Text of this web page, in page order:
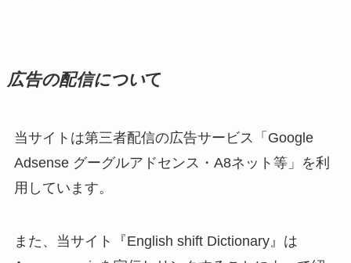
広告の配信について
当サイトは第三者配信の広告サービス「Google
Adsense グーグルアドセンス・A8ネット等」を利
用しています。
また、当サイト『English shift Dictionary』は